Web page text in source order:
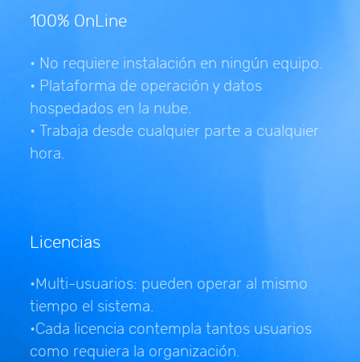
100% OnLine
• No requiere instalación en ningún equipo.
• Plataforma de operación y datos
hospedados en la nube.
• Trabaja desde cualquier parte a cualquier
hora.
Licencias
•Multi-usuarios: pueden operar al mismo
tiempo el sistema.
•Cada licencia contempla tantos usuarios
como requiera la organización.